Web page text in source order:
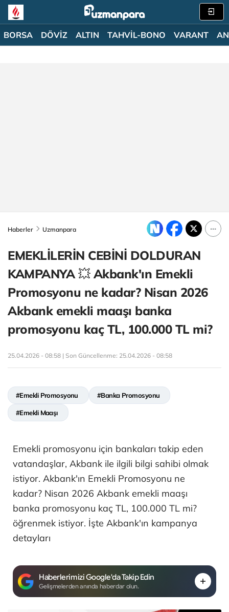
BORSA DÖVİZ ALTIN TAHVİL-BONO VARANT
Haberler Uzmanpara
EMEKLİLERİN CEBİNİ DOLDURAN
KAMPANYA 💥 Akbank'ın Emekli
Promosyonu ne kadar? Nisan 2026
Akbank emekli maaşı banka
promosyonu kaç TL, 100.000 TL mi?
25.04.2026 - 08:58 | Son Güncellenme: 25.04.2026 - 08:58
#Emekli Promosyonu #Banka Promosyonu
#Emekli Maaşı
Emekli promosyonu için bankaları takip eden
vatandaşlar, Akbank ile ilgili bilgi sahibi olmak
istiyor. Akbank'ın Emekli Promosyonu ne
kadar? Nisan 2026 Akbank emekli maaşı
banka promosyonu kaç TL, 100.000 TL mi?
öğrenmek istiyor. İşte Akbank'ın kampanya
detayları
Haberlerimizi Google'da Takip Edin
Gelişmelerden anında haberdar olun.